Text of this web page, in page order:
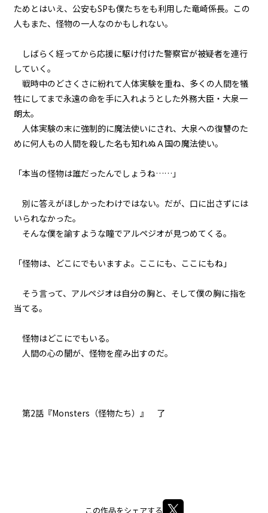
第２話
『Monsters（怪物たち）』＜１
第２話
９＞
『Monsters（怪物たち）』＜２
０＞
『Grimoire（魔導書）』＜１＞
第３話
『Grimoire（魔導書）』＜３＞
第３話
『Grimoire（魔導書）』＜５＞
ためとはいえ、公安もSPも僕たちをも利用した竜崎係長。この
人もまた、怪物の一人なのかもしれない。
しばらく経ってから応援に駆け付けた警察官が被疑者を連行
していく。
戦時中のどさくさに紛れて人体実験を重ね、多くの人間を犠
牲にしてまで永遠の命を手に入れようとした外務大臣・大泉一
朗太。
人体実験の末に強制的に魔法使いにされ、大泉への復讐のた
めに何人もの人間を殺した名も知れぬＡ国の魔法使い。
「本当の怪物は誰だったんでしょうね……」
別に答えがほしかったわけではない。だが、口に出さずには
いられなかった。
そんな僕を諭すような瞳でアルペジオが見つめてくる。
「怪物は、どこにでもいますよ。ここにも、ここにもね」
そう言って、アルペジオは自分の胸と、そして僕の胸に指を
当てる。
怪物はどこにでもいる。
人間の心の闇が、怪物を産み出すのだ。
第2話『Monsters（怪物たち）』 了
この作品をシェアする